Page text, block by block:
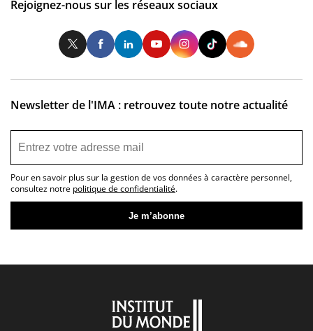
Rejoignez-nous sur les réseaux sociaux
TwitterFacebookLinkedInYoutubeInstagram
Newsletter de l'IMA : retrouvez toute notre actualité
Pour en savoir plus sur la gestion de vos données à caractère personnel,
consultez notre politique de confidentialité.